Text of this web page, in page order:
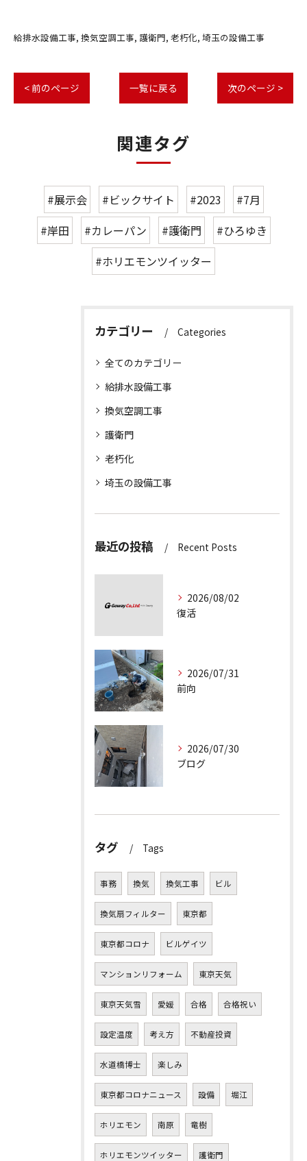
給排水設備工事 換気空調工事 護衛門 老朽化 埼玉の設備工事
< 前のページ 一覧に戻る 次のページ >
関連タグ
#展示会 #ビックサイト #2023
#7月
#岸田
#カレーパン #護衛門
#ひろゆき
#ホリエモンツイッター
カテゴリー Categories
全てのカテゴリー
給排水設備工事
換気空調工事
護衛門
老朽化
埼玉の設備工事
最近の投稿 Recent Posts
2026/08/02
復活
2026/07/31
前向
2026/07/30
ブログ
タグ Tags
事務 換気 換気工事 ビル
換気扇フィルター 東京都
東京都コロナ ビルゲイツ
マンションリフォーム 東京天気
東京天気雪 愛媛 合格 合格祝い
設定温度 考え方 不動産投資
水道橋博士 楽しみ
東京都コロナニュース 設備 堀江
ホリエモン 南原 竜樹
ホリエモンツイッター 護衛門